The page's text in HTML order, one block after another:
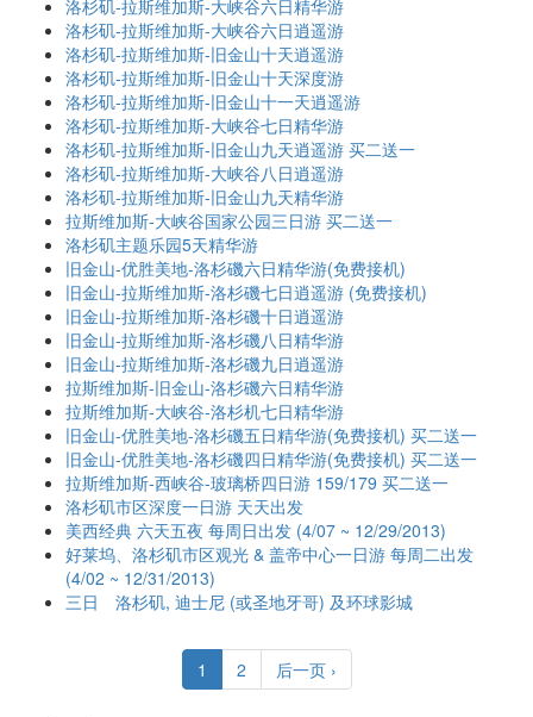
洛杉矶-拉斯维加斯-大峡谷六日精华游
洛杉矶-拉斯维加斯-大峡谷六日逍遥游
洛杉矶-拉斯维加斯-旧金山十天逍遥游
洛杉矶-拉斯维加斯-旧金山十天深度游
洛杉矶-拉斯维加斯-旧金山十一天逍遥游
洛杉矶-拉斯维加斯-大峡谷七日精华游
洛杉矶-拉斯维加斯-旧金山九天逍遥游 买二送一
洛杉矶-拉斯维加斯-大峡谷八日逍遥游
洛杉矶-拉斯维加斯-旧金山九天精华游
拉斯维加斯-大峡谷国家公园三日游 买二送一
洛杉矶主题乐园5天精华游
旧金山-优胜美地-洛杉磯六日精华游(免费接机)
旧金山-拉斯维加斯-洛杉磯七日逍遥游 (免费接机)
旧金山-拉斯维加斯-洛杉磯十日逍遥游
旧金山-拉斯维加斯-洛杉磯八日精华游
旧金山-拉斯维加斯-洛杉磯九日逍遥游
拉斯维加斯-旧金山-洛杉磯六日精华游
拉斯维加斯-大峡谷-洛杉机七日精华游
旧金山-优胜美地-洛杉磯五日精华游(免费接机) 买二送一
旧金山-优胜美地-洛杉磯四日精华游(免费接机) 买二送一
拉斯维加斯-西峡谷-玻璃桥四日游 159/179 买二送一
洛杉矶市区深度一日游 天天出发
美西经典 六天五夜 每周日出发 (4/07 ~ 12/29/2013)
好莱坞、洛杉矶市区观光 & 盖帝中心一日游 每周二出发
(4/02 ~ 12/31/2013)
三日 洛杉矶, 迪士尼 (或圣地牙哥) 及环球影城
1 2 后一页 ›